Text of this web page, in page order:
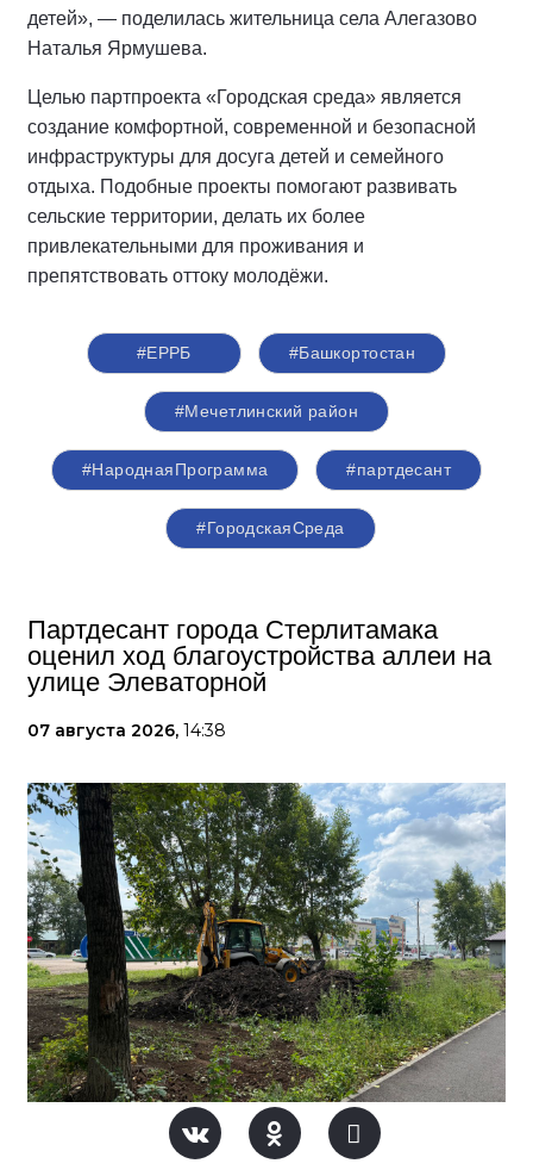
детей», — поделилась жительница села Алегазово
Наталья Ярмушева.
Целью партпроекта «Городская среда» является
создание комфортной, современной и безопасной
инфраструктуры для досуга детей и семейного
отдыха. Подобные проекты помогают развивать
сельские территории, делать их более
привлекательными для проживания и
препятствовать оттоку молодёжи.
#ЕРРБ #Башкортостан
#Мечетлинский район
#НароднаяПрограмма #партдесант
#ГородскаяСреда
Партдесант города Стерлитамака
оценил ход благоустройства аллеи на
улице Элеваторной
07 августа 2026, 14:38